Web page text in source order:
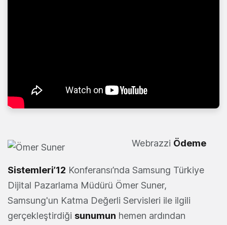
Webrazzi Ödeme
Sistemleri’12 Konferansı’nda Samsung Türkiye
Dijital Pazarlama Müdürü Ömer Suner,
Samsung'un Katma Değerli Servisleri ile ilgili
gerçekleştirdiği sunumun hemen ardından